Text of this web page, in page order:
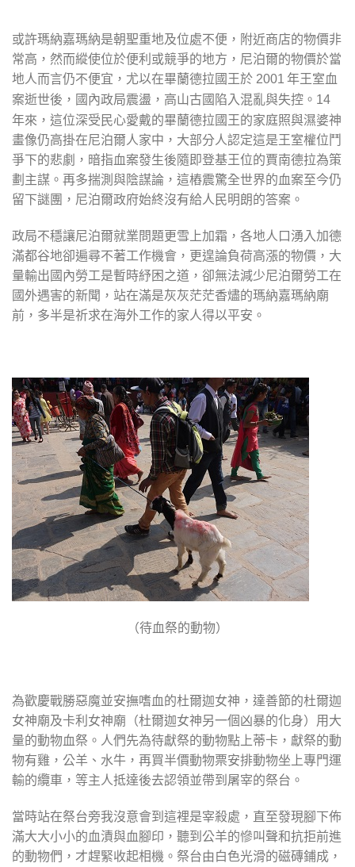
或許瑪納嘉瑪納是朝聖重地及位處不便，附近商店的物價非
常高，然而縱使位於便利或競爭的地方，尼泊爾的物價於當
地人而言仍不便宜，尤以在畢蘭德拉國王於 2001 年王室血
案逝世後，國內政局震盪，高山古國陷入混亂與失控。 14
年來，這位深受民心愛戴的畢蘭德拉國王的家庭照與濕婆神
畫像仍高掛在尼泊爾人家中，大部分人認定這是王室權位鬥
爭下的悲劇，暗指血案發生後隨即登基王位的賈南德拉為策
劃主謀。再多揣測與陰謀論，這樁震驚全世界的血案至今仍
留下謎團，尼泊爾政府始終沒有給人民明朗的答案。
政局不穩讓尼泊爾就業問題更雪上加霜，各地人口湧入加德
滿都谷地卻遍尋不著工作機會，更遑論負荷高漲的物價，大
量輸出國內勞工是暫時紓困之道，卻無法減少尼泊爾勞工在
國外遇害的新聞，站在滿是灰灰茫茫香燼的瑪納嘉瑪納廟
前，多半是祈求在海外工作的家人得以平安。
（待血祭的動物）
為歡慶戰勝惡魔並安撫嗜血的杜爾迦女神，達善節的杜爾迦
女神廟及卡利女神廟（杜爾迦女神另一個凶暴的化身）用大
量的動物血祭。人們先為待獻祭的動物點上蒂卡，獻祭的動
物有雞，公羊、水牛，再買半價動物票安排動物坐上專門運
輸的纜車，等主人抵達後去認領並帶到屠宰的祭台。
當時站在祭台旁我沒意會到這裡是宰殺處，直至發現腳下佈
滿大大小小的血漬與血腳印，聽到公羊的慘叫聲和抗拒前進
的動物們，才趕緊收起相機。祭台由白色光滑的磁磚鋪成，